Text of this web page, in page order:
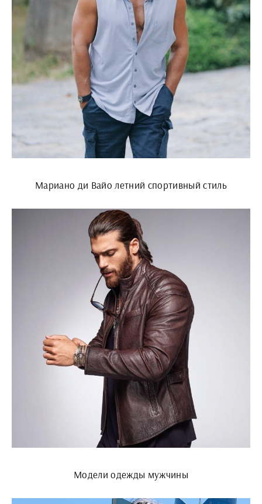
Мариано ди Вайо летний спортивный стиль
Модели одежды мужчины